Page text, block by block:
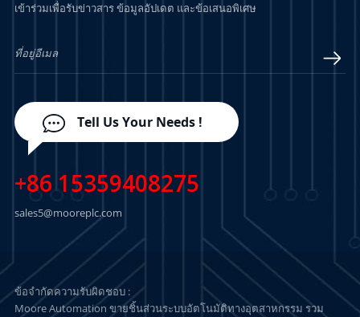
เข้าร่วมเพื่อรับข่าวสาร ข้อมูลอัปเดต และข้อเสนอพิเศษ
Tell Us Your Needs !
+86 15359408275
sales5@mooreplc.com
ข้อจำกัดความรับผิดชอบ :
Moore Automation ขายชิ้นส่วนระบบอัตโนมัติทางอุตสาหกรรม รวม